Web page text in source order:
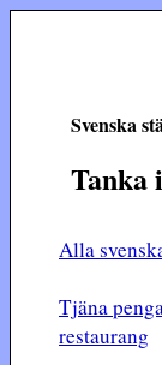
Svenska
Tanka
Alla
Tjäna
restaurang